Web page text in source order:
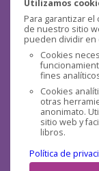
Utilizamos
Para garantizar
de nuestro sitio
pueden dividir en
Cookies
fines
Cookies
otras
anonimato.
sitio web y
libros.
Política de